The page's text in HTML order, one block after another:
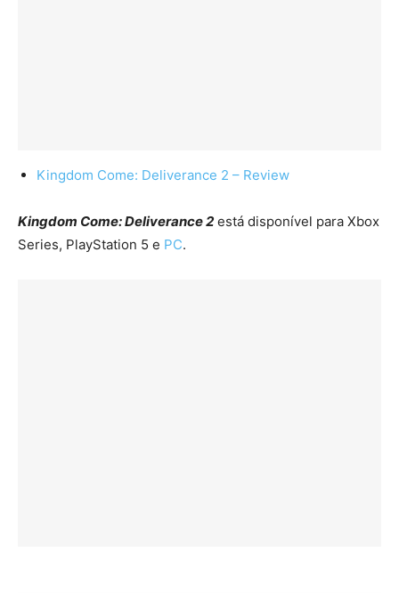
Kingdom Come: Deliverance 2 – Review
Kingdom Come: Deliverance 2 está disponível para Xbox
Series, PlayStation 5 e PC.